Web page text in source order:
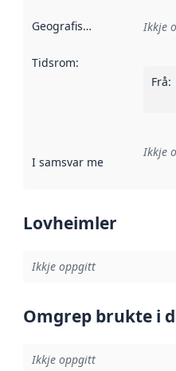
Geografisk område Ikkje
Tidsrom:
Frå:
I samsvar med
Ikkje
Lovheimler
Ikkje oppgitt
Omgrep brukte i
Ikkje oppgitt